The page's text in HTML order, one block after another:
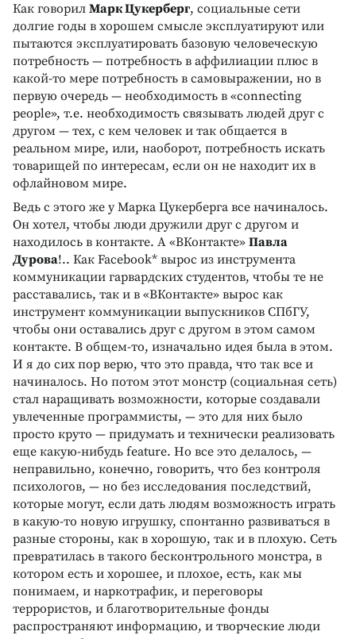
Как говорил Марк Цукерберг, социальные сети
долгие годы в хорошем смысле эксплуатируют или
пытаются эксплуатировать базовую человеческую
потребность — потребность в аффилиации плюс в
какой-то мере потребность в самовыражении, но в
первую очередь — необходимость в «connecting
people», т.е. необходимость связывать людей друг с
другом — тех, с кем человек и так общается в
реальном мире, или, наоборот, потребность искать
товарищей по интересам, если он не находит их в
офлайновом мире.
Ведь с этого же у Марка Цукерберга все начиналось.
Он хотел, чтобы люди дружили друг с другом и
находилось в контакте. А «ВКонтакте» Павла
Дурова!.. Как Facebook* вырос из инструмента
коммуникации гарвардских студентов, чтобы те не
расставались, так и в «ВКонтакте» вырос как
инструмент коммуникации выпускников СПбГУ,
чтобы они оставались друг с другом в этом самом
контакте. В общем-то, изначально идея была в этом.
И я до сих пор верю, что это правда, что так все и
начиналось. Но потом этот монстр (социальная сеть)
стал наращивать возможности, которые создавали
увлеченные программисты, — это для них было
просто круто — придумать и технически реализовать
еще какую-нибудь feature. Но все это делалось, —
неправильно, конечно, говорить, что без контроля
психологов, — но без исследования последствий,
которые могут, если дать людям возможность играть
в какую-то новую игрушку, спонтанно развиваться в
разные стороны, как в хорошую, так и в плохую. Сеть
превратилась в такого бесконтрольного монстра, в
котором есть и хорошее, и плохое, есть, как мы
понимаем, и наркотрафик, и переговоры
террористов, и благотворительные фонды
распространяют информацию, и творческие люди